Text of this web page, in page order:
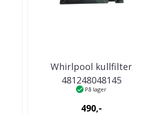
Whirlpool kullfilter
481248048145
kjøkkenventilator
På lager
490,-